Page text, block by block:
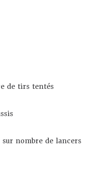
de tirs tentés
nombre de lancers